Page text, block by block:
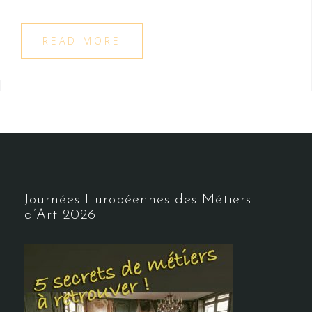
READ MORE
Journées Européennes des Métiers
d’Art 2026